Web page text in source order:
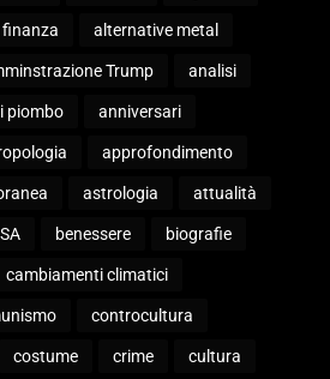
alternative metal
Trump analisi
piombo anniversari
approfondimento
astrologia attualità
benessere biografie
cambiamenti climatici
controcultura
costume crime cultura